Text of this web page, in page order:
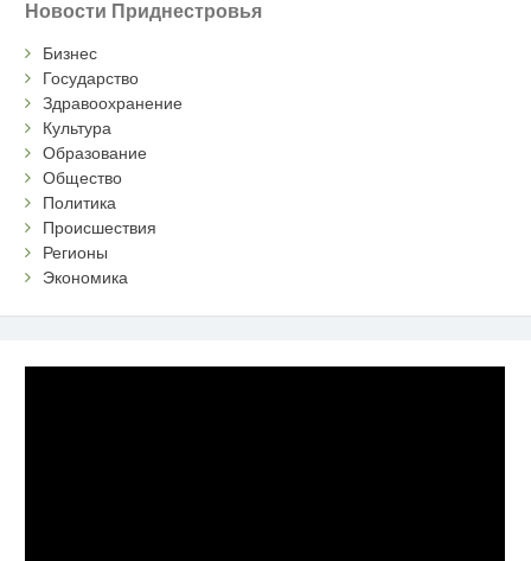
Новости Приднестровья
Бизнес
Государство
Здравоохранение
Культура
Образование
Общество
Политика
Происшествия
Регионы
Экономика